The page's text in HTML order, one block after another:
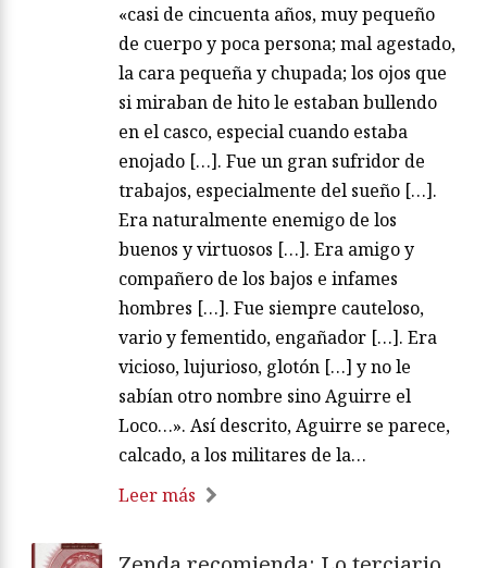
«casi de cincuenta años, muy pequeño
de cuerpo y poca persona; mal agestado,
la cara pequeña y chupada; los ojos que
si miraban de hito le estaban bullendo
en el casco, especial cuando estaba
enojado […]. Fue un gran sufridor de
trabajos, especialmente del sueño […].
Era naturalmente enemigo de los
buenos y virtuosos […]. Era amigo y
compañero de los bajos e infames
hombres […]. Fue siempre cauteloso,
vario y fementido, engañador […]. Era
vicioso, lujurioso, glotón […] y no le
sabían otro nombre sino Aguirre el
Loco…». Así descrito, Aguirre se parece,
calcado, a los militares de la…
Leer más